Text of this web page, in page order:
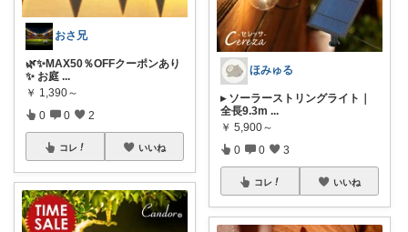
おさ兄
🌿✨MAX50％OFFクーポンあり
✨ お庭 ...
￥ 1,390～
0 0 2
コレ いいね
ほみゅる
▸ ソーラーストリングライト｜
全長9.3m ...
￥ 5,900～
0 0 3
コレ いいね